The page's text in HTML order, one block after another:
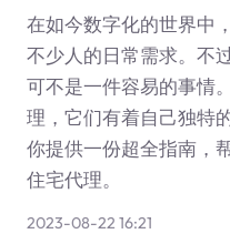
在如今数字化的世界中
不少人的日常需求。不
可不是一件容易的事情
理，它们有着自己独特
你提供一份超全指南，
住宅代理。
2023-08-22 16:21